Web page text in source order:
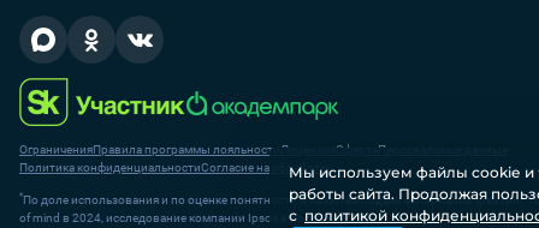
ОграниченияПравила программы лояльности Лицензия Оферта Персональные данные
Политика конфиденциальностиСогласие на обработку
*По доле использования и по оценке понятности и качества подачи материалов (рейтинг
of mind в 2024, исследование компании Ipsos в России в 2023)
Мы используем файлы соokіе
работы сайта. Продолжая
с политикой